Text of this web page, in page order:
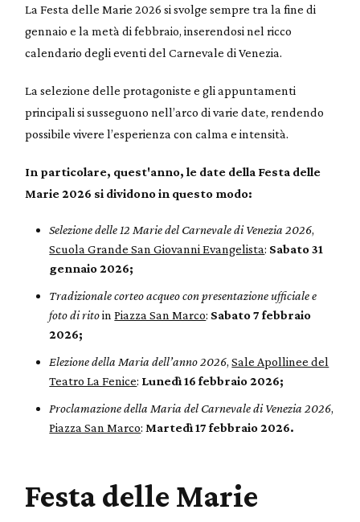
La Festa delle Marie 2026 si svolge sempre tra la fine di
gennaio e la metà di febbraio, inserendosi nel ricco
calendario degli eventi del Carnevale di Venezia.
La selezione delle protagoniste e gli appuntamenti
principali si susseguono nell’arco di varie date, rendendo
possibile vivere l’esperienza con calma e intensità.
In particolare, quest'anno, le date della Festa delle
Marie 2026 si dividono in questo modo:
Selezione delle 12 Marie del Carnevale di Venezia 2026,
Scuola Grande San Giovanni Evangelista: Sabato 31
gennaio 2026;
Tradizionale corteo acqueo con presentazione ufficiale e
foto di ritoinPiazza San Marco: Sabato 7 febbraio
2026;
Elezione della Maria dell’anno 2026,Sale Apollinee del
Teatro La Fenice: Lunedì 16 febbraio 2026;
Proclamazione della Maria del Carnevale di Venezia 2026,
Piazza San Marco: Martedì 17 febbraio 2026.
Festa delle Marie